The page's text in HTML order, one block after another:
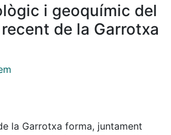
i geoquímic del
de la Garrotxa
la Garrotxa forma, juntament